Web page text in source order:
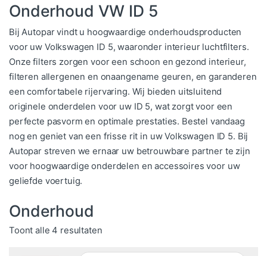
Onderhoud VW ID 5
Bij Autopar vindt u hoogwaardige onderhoudsproducten
voor uw Volkswagen ID 5, waaronder interieur luchtfilters.
Onze filters zorgen voor een schoon en gezond interieur,
filteren allergenen en onaangename geuren, en garanderen
een comfortabele rijervaring. Wij bieden uitsluitend
originele onderdelen voor uw ID 5, wat zorgt voor een
perfecte pasvorm en optimale prestaties. Bestel vandaag
nog en geniet van een frisse rit in uw Volkswagen ID 5. Bij
Autopar streven we ernaar uw betrouwbare partner te zijn
voor hoogwaardige onderdelen en accessoires voor uw
geliefde voertuig.
Onderhoud
Toont alle 4 resultatenGesorteerd op populariteit